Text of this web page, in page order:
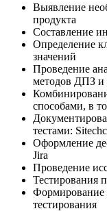
Выявление
продукта
Составление
Определение
значений
Проведение
методов ДПЗ и
способами, в
тестами:
Оформление
Jira
Проведение
Тестирования
Формирование
тестирования